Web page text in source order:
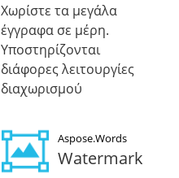
Χωρίστε τα μεγάλα
έγγραφα σε μέρη.
Υποστηρίζονται
διάφορες λειτουργίες
διαχωρισμού
Aspose.Words
Watermark